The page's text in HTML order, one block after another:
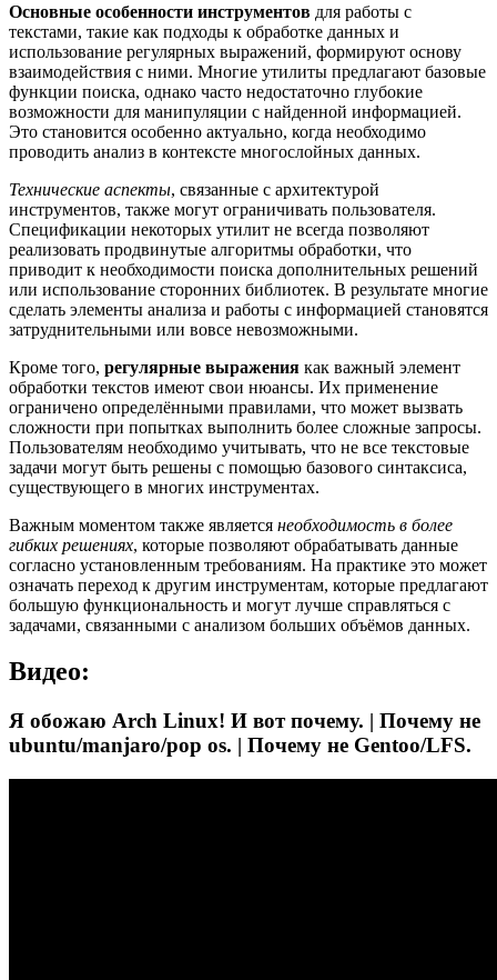
Основные особенности инструментов для работы с
текстами, такие как подходы к обработке данных и
использование регулярных выражений, формируют основу
взаимодействия с ними. Многие утилиты предлагают базовые
функции поиска, однако часто недостаточно глубокие
возможности для манипуляции с найденной информацией.
Это становится особенно актуально, когда необходимо
проводить анализ в контексте многослойных данных.
Технические аспекты, связанные с архитектурой
инструментов, также могут ограничивать пользователя.
Спецификации некоторых утилит не всегда позволяют
реализовать продвинутые алгоритмы обработки, что
приводит к необходимости поиска дополнительных решений
или использование сторонних библиотек. В результате многие
сделать элементы анализа и работы с информацией становятся
затруднительными или вовсе невозможными.
Кроме того, регулярные выражения как важный элемент
обработки текстов имеют свои нюансы. Их применение
ограничено определёнными правилами, что может вызвать
сложности при попытках выполнить более сложные запросы.
Пользователям необходимо учитывать, что не все текстовые
задачи могут быть решены с помощью базового синтаксиса,
существующего в многих инструментах.
Важным моментом также является необходимость в более
гибких решениях, которые позволяют обрабатывать данные
согласно установленным требованиям. На практике это может
означать переход к другим инструментам, которые предлагают
большую функциональность и могут лучше справляться с
задачами, связанными с анализом больших объёмов данных.
Видео:
Я обожаю Arch Linux! И вот почему. | Почему не
ubuntu/manjaro/pop os. | Почему не Gentoo/LFS.